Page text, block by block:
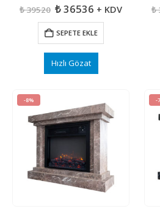
₺39520 Orijinal
₺ 39520.
₺36536Şu
fiyat:
₺ 36536.
+ KDV
SEPETE EKLE
Hızlı Gözat
₺
-8% -